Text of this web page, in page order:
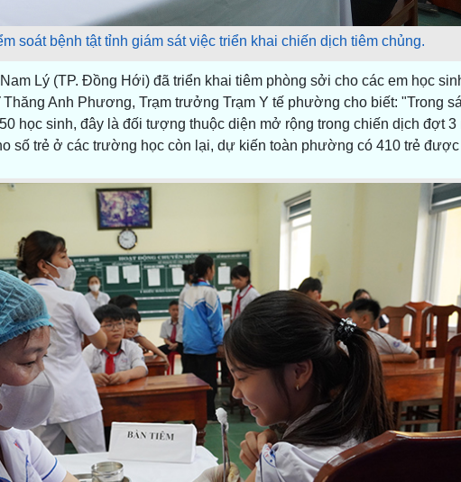
soát bệnh tật tỉnh giám sát việc triển khai chiến dịch tiêm chủng.
Lý (TP. Đồng Hới) đã triển khai tiêm phòng sởi cho các em học
Anh Phương, Trạm trưởng Trạm Y tế phường cho biết: "Trong
học sinh, đây là đối tượng thuộc diện mở rộng trong chiến dịch đợt 3
số trẻ ở các trường học còn lại, dự kiến toàn phường có 410 trẻ được